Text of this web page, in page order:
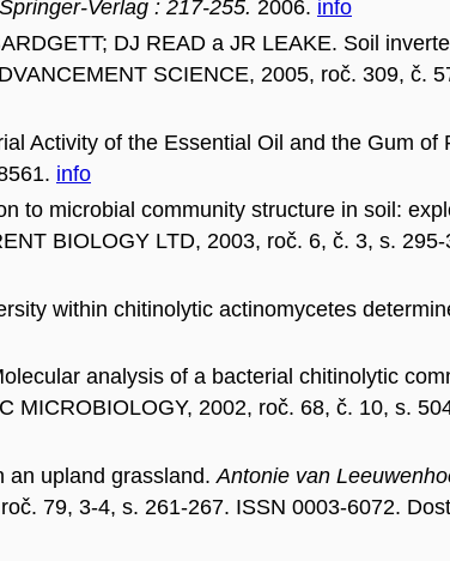
Verlag : 217-255. 2006. info
DJ READ a JR LEAKE. Soil
SCIENCE, 2005, roč. 309, č.
Activity of the Essential Oil and the Gum of
info
to microbial community structure in soil:
BIOLOGY LTD, 2003, roč. 6, č. 3, s. 295-
within chitinolytic actinomycetes
analysis of a bacterial chitinolytic
MICROBIOLOGY, 2002, roč. 68, č. 10, s.
an upland grassland. Antonie van
79, 3-4, s. 261-267. ISSN 0003-6072.